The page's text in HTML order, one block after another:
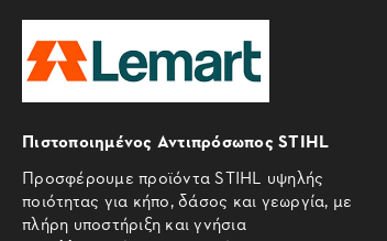
Πιστοποιημένος Αντιπρόσωπος STIHL
Προσφέρουμε προϊόντα STIHL υψηλής
ποιότητας για κήπο, δάσος και γεωργία, με
πλήρη υποστήριξη και γνήσια